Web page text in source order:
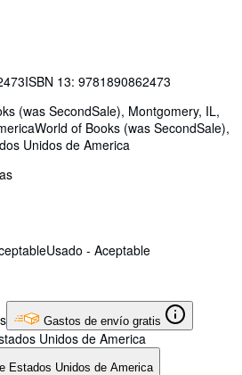
ISBN 13: 9781890862473
(was SecondSale), Montgomery, IL,
World of Books (was SecondSale),
Unidos de America
Usado - Aceptable
Gastos de envío gratis
Unidos de America
Estados Unidos de America